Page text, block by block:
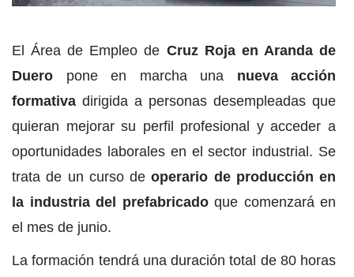
El Área de Empleo de Cruz Roja en Aranda de
Duero pone en marcha una nueva acción
formativa dirigida a personas desempleadas que
quieran mejorar su perfil profesional y acceder a
oportunidades laborales en el sector industrial. Se
trata de un curso deoperario de producción en
la industria del prefabricado que comenzará en
el mes de junio.
La formación tendrá una duración total de 80 horas